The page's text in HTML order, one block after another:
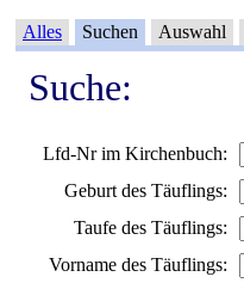
Alles Suchen Auswahl
Suche:
Lfd-Nr im Kirchenbuch:
Geburt des Täuflings:
Taufe des Täuflings:
Vorname des Täuflings: